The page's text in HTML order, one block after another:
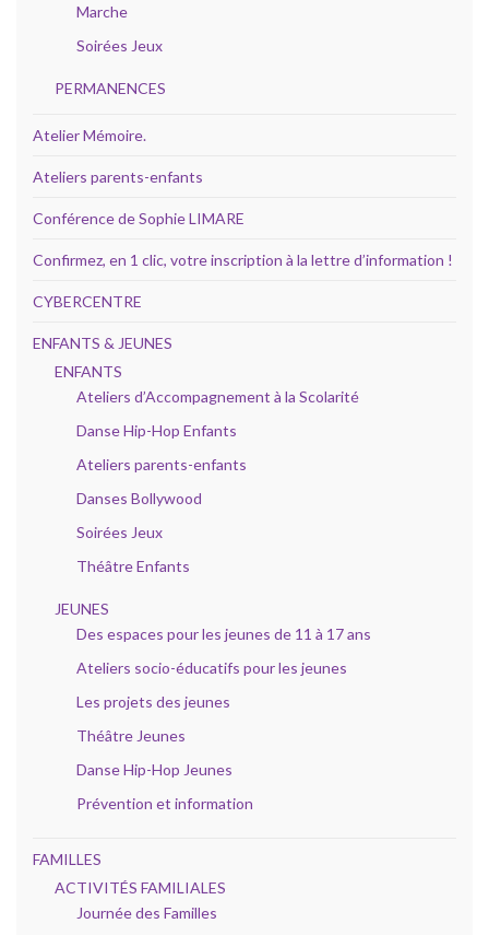
Marche
Soirées Jeux
PERMANENCES
Atelier Mémoire.
Ateliers parents-enfants
Conférence de Sophie LIMARE
Confirmez, en 1 clic, votre inscription à la lettre d’information !
CYBERCENTRE
ENFANTS & JEUNES
ENFANTS
Ateliers d’Accompagnement à la Scolarité
Danse Hip-Hop Enfants
Ateliers parents-enfants
Danses Bollywood
Soirées Jeux
Théâtre Enfants
JEUNES
Des espaces pour les jeunes de 11 à 17 ans
Ateliers socio-éducatifs pour les jeunes
Les projets des jeunes
Théâtre Jeunes
Danse Hip-Hop Jeunes
Prévention et information
FAMILLES
ACTIVITÉS FAMILIALES
Journée des Familles